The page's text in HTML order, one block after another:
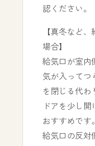
認ください。
【真冬など
場合】
給気口が室内
気が入ってつ
を閉じる代
ドアを少し
おすすめです。
給気口の反対